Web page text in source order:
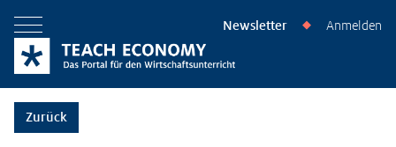
Menü öffnen Newsletter ◆ Anmelden
Zurück